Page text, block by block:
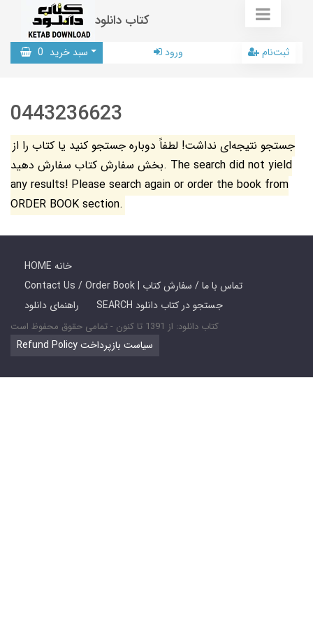
کتاب دانلود
سبد خرید 0 ورود ثبت‌نام
0443236623
جستجو نتیجه‌ای نداشت! لطفاً دوباره جستجو کنید یا کتاب را از
بخش سفارش کتاب سفارش دهید. The search did not yield
any results! Please search again or order the book from
ORDER BOOK section.
HOME خانه
Contact Us / Order Book | تماس با ما / سفارش کتاب
راهنمای دانلود
SEARCH جستجو در کتاب دانلود
کتاب دانلود: از 1391 تا کنون - تمامی حقوق محفوظ است
Refund Policy سیاست بازپرداخت